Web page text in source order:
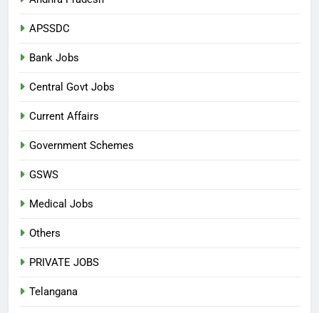
APSSDC
Bank Jobs
Central Govt Jobs
Current Affairs
Government Schemes
GSWS
Medical Jobs
Others
PRIVATE JOBS
Telangana